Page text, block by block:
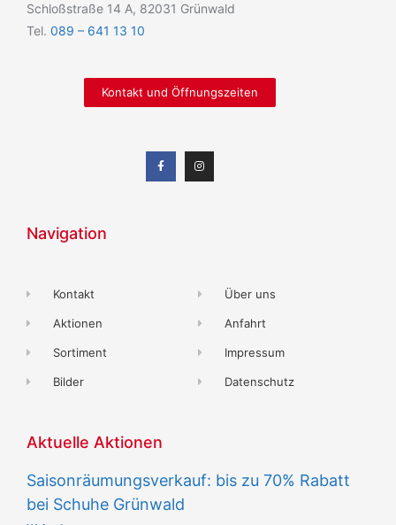
Schloßstraße 14 A, 82031 Grünwald
Tel. 089 – 641 13 10
Kontakt und Öffnungszeiten
Navigation
Kontakt
Aktionen
Sortiment
Bilder
Über uns
Anfahrt
Impressum
Datenschutz
Aktuelle Aktionen
Saisonräumungsverkauf: bis zu 70% Rabatt
bei Schuhe Grünwald